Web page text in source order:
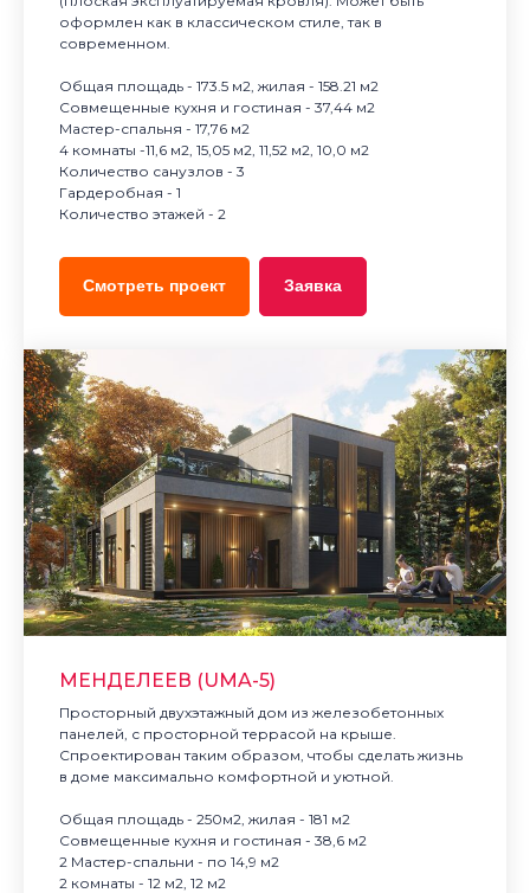
оформлен как в классическом стиле, так в
современном.
Общая площадь - 173.5 м2, жилая - 158.21 м2
Совмещенные кухня и гостиная - 37,44 м2
Мастер-спальня - 17,76 м2
4 комнаты -11,6 м2, 15,05 м2, 11,52 м2, 10,0 м2
Количество санузлов - 3
Гардеробная - 1
Количество этажей - 2
Смотреть проект Заявка
МЕНДЕЛЕЕВ (UMA-5)
Просторный двухэтажный дом из железобетонных
панелей, с просторной террасой на крыше.
Спроектирован таким образом, чтобы сделать жизнь
в доме максимально комфортной и уютной.
Общая площадь - 250м2, жилая - 181 м2
Совмещенные кухня и гостиная - 38,6 м2
2 Мастер-спальни - по 14,9 м2
2 комнаты - 12 м2, 12 м2